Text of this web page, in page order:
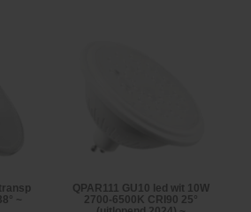
~
QPAR111 GU10 led wit 10W
2700-6500K CRI90 25°